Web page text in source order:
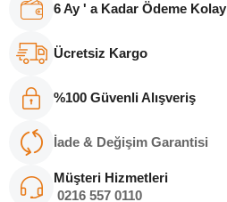
6 Ay ' a Kadar Ödeme
Ücretsiz Kargo
%100 Güvenli Alışveriş
İade & Değişim Garantisi
Müşteri Hizmetleri
0216 557 0110